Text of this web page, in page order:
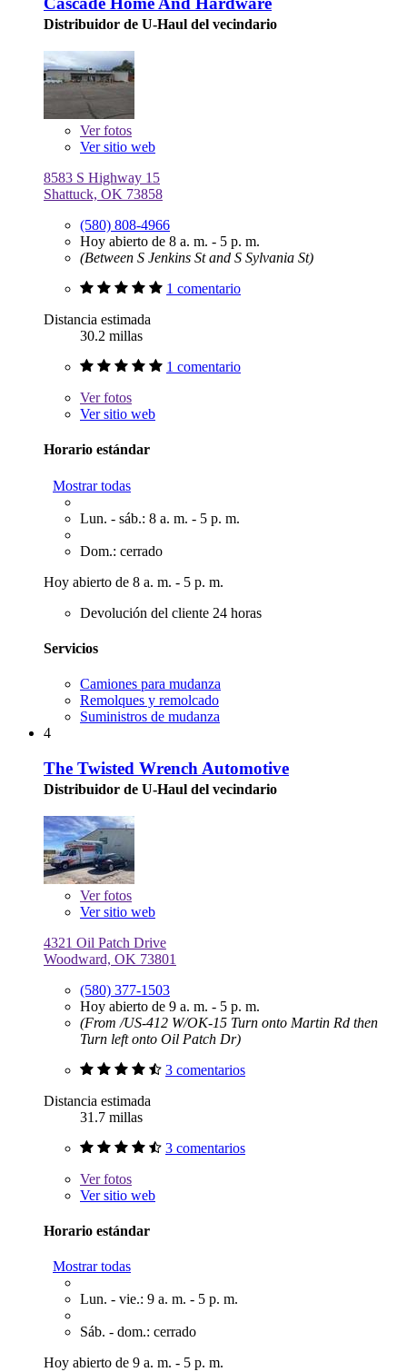
Distribuidor de U-Haul del vecindario
Verfotos
Ver sitio web
8583 S Highway 15
Shattuck, OK 73858
(580) 808-4966
Hoy abierto de 8 a. m. - 5 p. m.
(Between S Jenkins St and S Sylvania St)
1 comentario
Distancia estimada
30.2 millas
1 comentario
Verfotos
Ver sitio web
Horario estándar
Mostrar todas
Lun. - sáb.: 8 a. m. - 5 p. m.
Dom.: cerrado
Hoy abierto de 8 a. m. - 5 p. m.
Devolución del cliente 24 horas
Servicios
Camiones para mudanza
Remolques y remolcado
Suministros de mudanza
4
The Twisted Wrench Automotive
Distribuidor de U-Haul del vecindario
Verfotos
Ver sitio web
4321 Oil Patch Drive
Woodward, OK 73801
(580) 377-1503
Hoy abierto de 9 a. m. - 5 p. m.
(From /US-412 W/OK-15 Turn onto Martin Rd then
Turn left onto Oil Patch Dr)
3 comentarios
Distancia estimada
31.7 millas
3 comentarios
Verfotos
Ver sitio web
Horario estándar
Mostrar todas
Lun. - vie.: 9 a. m. - 5 p. m.
Sáb. - dom.: cerrado
Hoy abierto de 9 a. m. - 5 p. m.